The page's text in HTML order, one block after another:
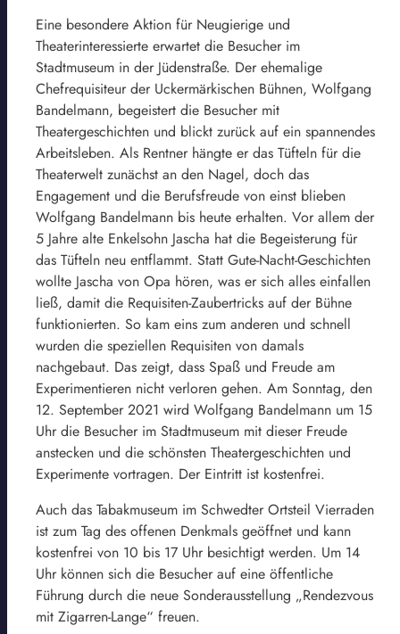
Eine besondere Aktion für Neugierige und
Theaterinteressierte erwartet die Besucher im
Stadtmuseum in der Jüdenstraße. Der ehemalige
Chefrequisiteur der Uckermärkischen Bühnen, Wolfgang
Bandelmann, begeistert die Besucher mit
Theatergeschichten und blickt zurück auf ein spannendes
Arbeitsleben. Als Rentner hängte er das Tüfteln für die
Theaterwelt zunächst an den Nagel, doch das
Engagement und die Berufsfreude von einst blieben
Wolfgang Bandelmann bis heute erhalten. Vor allem der
5 Jahre alte Enkelsohn Jascha hat die Begeisterung für
das Tüfteln neu entflammt. Statt Gute-Nacht-Geschichten
wollte Jascha von Opa hören, was er sich alles einfallen
ließ, damit die Requisiten-Zaubertricks auf der Bühne
funktionierten. So kam eins zum anderen und schnell
wurden die speziellen Requisiten von damals
nachgebaut. Das zeigt, dass Spaß und Freude am
Experimentieren nicht verloren gehen. Am Sonntag, den
12. September 2021 wird Wolfgang Bandelmann um 15
Uhr die Besucher im Stadtmuseum mit dieser Freude
anstecken und die schönsten Theatergeschichten und
Experimente vortragen. Der Eintritt ist kostenfrei.
Auch das Tabakmuseum im Schwedter Ortsteil Vierraden
ist zum Tag des offenen Denkmals geöffnet und kann
kostenfrei von 10 bis 17 Uhr besichtigt werden. Um 14
Uhr können sich die Besucher auf eine öffentliche
Führung durch die neue Sonderausstellung „Rendezvous
mit Zigarren-Lange“ freuen.